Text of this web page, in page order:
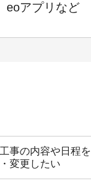
eoアプリなど
事の内容や日程を
変更したい